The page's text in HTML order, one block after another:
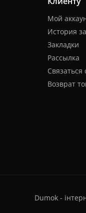
Мой
История
Закладки
Рассылка
Связаться
Возврат
Dumok -